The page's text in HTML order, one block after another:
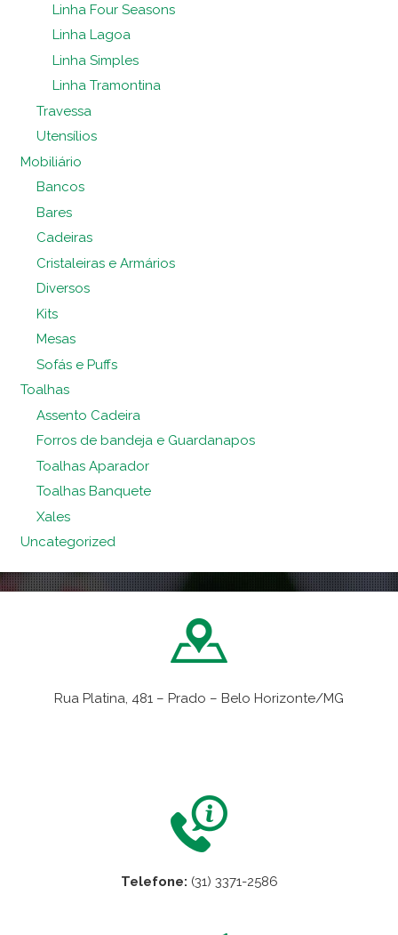
Linha Four Seasons
Linha Lagoa
Linha Simples
Linha Tramontina
Travessa
Utensílios
Mobiliário
Bancos
Bares
Cadeiras
Cristaleiras e Armários
Diversos
Kits
Mesas
Sofás e Puffs
Toalhas
Assento Cadeira
Forros de bandeja e Guardanapos
Toalhas Aparador
Toalhas Banquete
Xales
Uncategorized
Rua Platina, 481 – Prado – Belo Horizonte/MG
Telefone: (31) 3371-2586